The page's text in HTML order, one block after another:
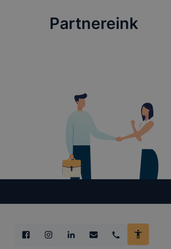
Partnereink